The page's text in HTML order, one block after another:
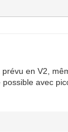
en V2,
avec